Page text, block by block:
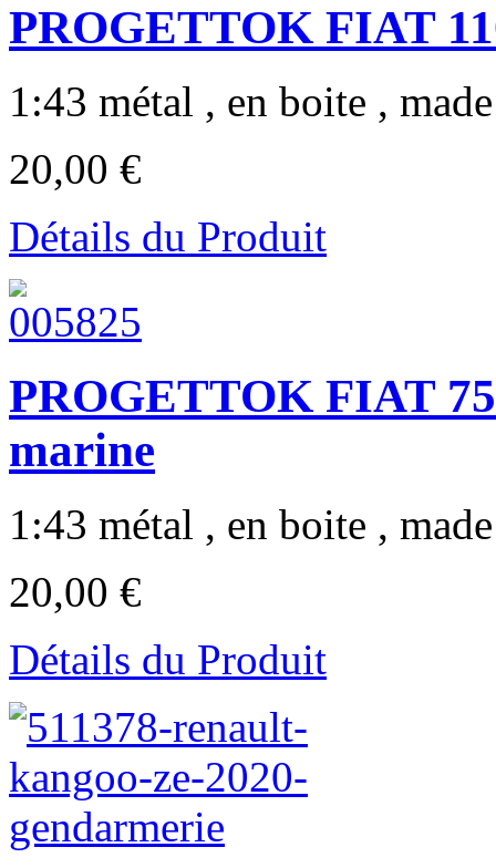
PROGETTOK FIAT
1:43 métal , en boite ,
20,00 €
Détails du Produit
PROGETTOK FIAT
marine
1:43 métal , en boite ,
20,00 €
Détails du Produit